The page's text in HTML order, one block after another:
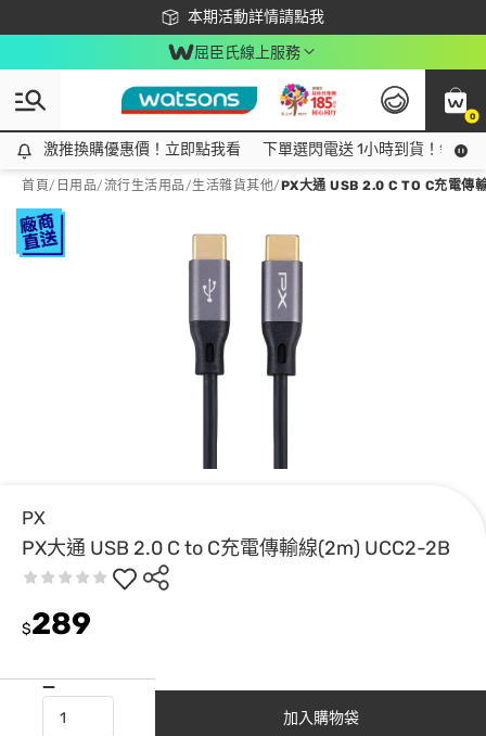
本期活動詳情請點我
下載app最高回饋$350
屈臣氏線上服務
0
激推換購優惠價！立即點我看
激推換購優惠價！立即點我看 下單選閃電送 1小時到貨！領神
首頁/ 日用品/流行生活用品/生活雜貨其他/PX大通 USB 2.0 C TO C充電傳
PX
PX大通 USB 2.0 C to C充電傳輸線(2m) UCC2-2B
$289
加入購物袋